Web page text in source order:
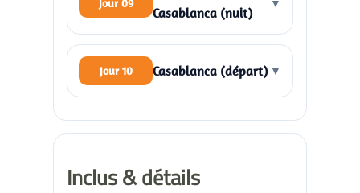
Jour 09
Casablanca (nuit)
▼
Jour 10 Casablanca (départ) ▼
Inclus & détails